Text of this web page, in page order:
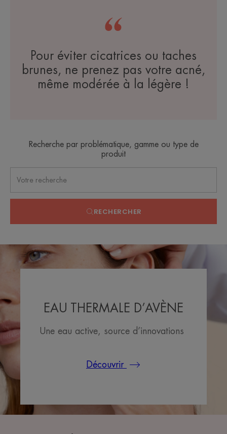
Pour éviter cicatrices ou taches
brunes, ne prenez pas votre acné,
même modérée à la légère !
Recherche par problématique, gamme ou type de
produit
RECHERCHER
EAU THERMALE D’AVÈNE
Une eau active, source d’innovations
Découvrir